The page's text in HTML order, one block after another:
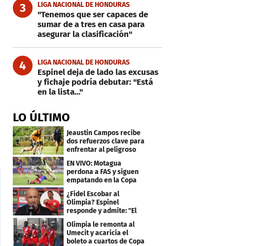
3 LIGA NACIONAL DE HONDURAS
"Tenemos que ser capaces de
sumar de a tres en casa para
asegurar la clasificación"
4 LIGA NACIONAL DE HONDURAS
Espinel deja de lado las excusas
y fichaje podría debutar: "Está
en la lista..."
LO ÚLTIMO
Jeaustin Campos recibe
dos refuerzos clave para
enfrentar al peligroso
EN VIVO: Motagua
perdona a FAS y siguen
empatando en la Copa
Centroamericana
¿Fidel Escobar al
Olimpia? Espinel
responde y admite: "El
resultado fue corto"
Olimpia le remonta al
Umecit y acaricia el
boleto a cuartos de Copa